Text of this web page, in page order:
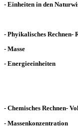
- Einheiten in den
- Phyikalisches Rechnen-
- Masse
- Energieeinheiten
- Chemisches Rechnen-
- Massenkonzentration